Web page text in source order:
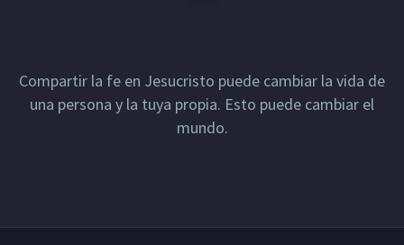
Compartir la fe en Jesucristo puede cambiar la vida de
una persona y la tuya propia. Esto puede cambiar el
mundo.